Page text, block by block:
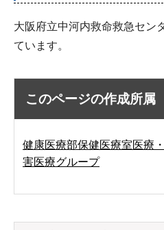
大阪府立中河内救命救急セン
ています。
このページの作成所属
健康医療部保健医療室医療
害医療グループ